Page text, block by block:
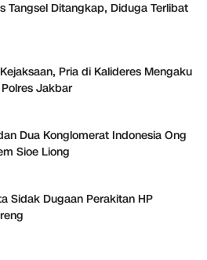
Tangsel Ditangkap, Diduga Terlibat
Pria di Kalideres Mengaku
Jakbar
Dua Konglomerat Indonesia Ong
Sioe Liong
Sidak Dugaan Perakitan HP